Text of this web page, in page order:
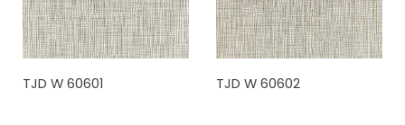
TJD W 60601 TJD W 60602